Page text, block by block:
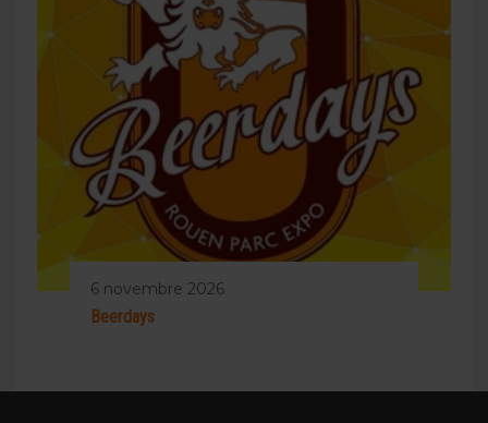
6 novembre 2026
Beerdays